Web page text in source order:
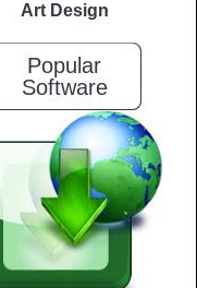
Art Design
Popular
Software